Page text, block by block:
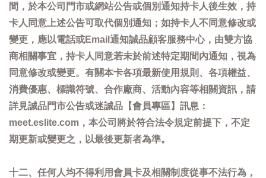
間，於本公司門市或網站公告或個別通知持卡人後生效，持
卡人同意上述公告可取代個別通知；如持卡人不同意修改或
變更，應以電話或Email通知誠品顧客服務中心，由雙方協
商相關事宜，持卡人同意若未於前述特定期間內通知，視為
同意修改或變更。有關本卡各項最新使用規則、各項權益、
消費優惠、標識符號、合作廠商、活動內容等相關資訊，請
詳見誠品門市公告或迷誠品【會員專區】訊息：
meet.eslite.com，本公司將於符合法令規定前提下，不定
期更新或變更之，以最後更新者為準。
十二、任何人均不得利用會員卡及相關制度從事不法行為，